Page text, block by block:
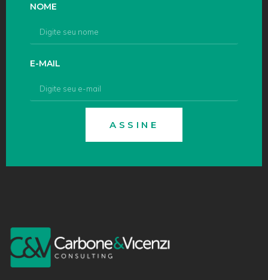
NOME
E-MAIL
ASSINE